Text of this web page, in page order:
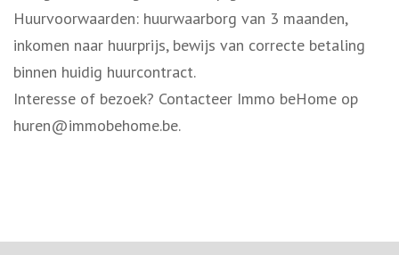
Huurvoorwaarden: huurwaarborg van 3 maanden,
inkomen naar huurprijs, bewijs van correcte betaling
binnen huidig huurcontract.
Interesse of bezoek? Contacteer Immo beHome op
huren@immobehome.be.